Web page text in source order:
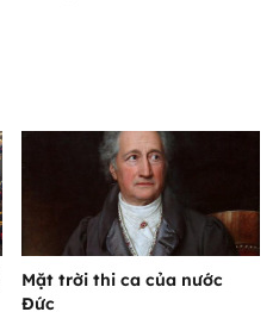
Mặt trời thi ca của nước
Đức